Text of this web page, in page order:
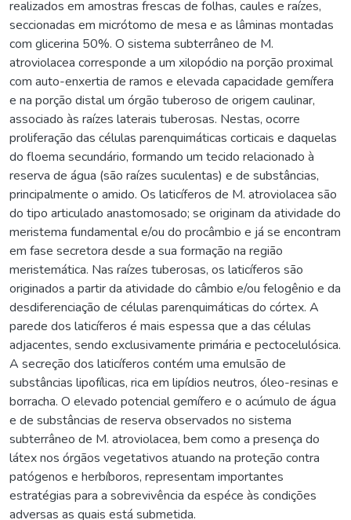
realizados em amostras frescas de folhas, caules e raízes,
seccionadas em micrótomo de mesa e as lâminas montadas
com glicerina 50%. O sistema subterrâneo de M.
atroviolacea corresponde a um xilopódio na porção proximal
com auto-enxertia de ramos e elevada capacidade gemífera
e na porção distal um órgão tuberoso de origem caulinar,
associado às raízes laterais tuberosas. Nestas, ocorre
proliferação das células parenquimáticas corticais e daquelas
do floema secundário, formando um tecido relacionado à
reserva de água (são raízes suculentas) e de substâncias,
principalmente o amido. Os laticíferos de M. atroviolacea são
do tipo articulado anastomosado; se originam da atividade do
meristema fundamental e/ou do procâmbio e já se encontram
em fase secretora desde a sua formação na região
meristemática. Nas raízes tuberosas, os laticíferos são
originados a partir da atividade do câmbio e/ou felogênio e da
desdiferenciação de células parenquimáticas do córtex. A
parede dos laticíferos é mais espessa que a das células
adjacentes, sendo exclusivamente primária e pectocelulósica.
A secreção dos laticíferos contém uma emulsão de
substâncias lipofílicas, rica em lipídios neutros, óleo-resinas e
borracha. O elevado potencial gemífero e o acúmulo de água
e de substâncias de reserva observados no sistema
subterrâneo de M. atroviolacea, bem como a presença do
látex nos órgãos vegetativos atuando na proteção contra
patógenos e herbíboros, representam importantes
estratégias para a sobrevivência da espéce às condições
adversas as quais está submetida.